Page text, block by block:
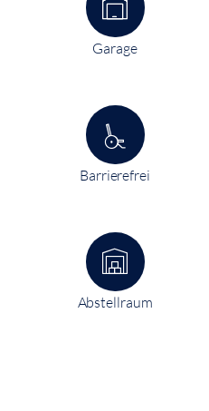
Garage
Barrierefrei
Abstellraum